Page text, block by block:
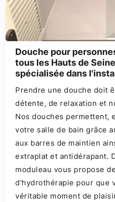
Douche pour
tous les Hauts de
spécialisée dans
Prendre une douche doit
détente, de relaxation et
Nos douches permettent,
votre salle de bain grâce
aux barres de maintien
extraplat et antidérapant.
moduleau vous propose
d'hydrothérapie pour que
véritable moment de